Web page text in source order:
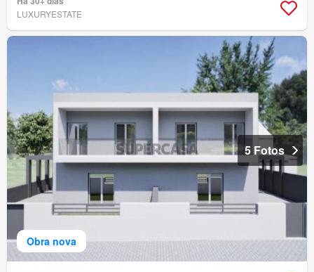
LUXURYESTATE
Obra nova
5 Fotos